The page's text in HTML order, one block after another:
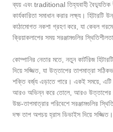
ব্যয় এবং traditional তিহ্যবাহী বৈদ্যুতিক
কার্যকারিতা সমাধান করার লক্ষ্য।
কাঠামোগত নকশা গ্রহণ করে, যা কেবল
ক্রিয়াকলাপের সময় সরঞ্জামগুলির
কোম্পানির নেতার মতে, নতুন কার্টরিজ
দিয়ে সজ্জিত, যা উত্তাপের তাপমাত্রা
শক্তি বর্জ্য এড়াতে পারে। একই সময়ে,
আরও অভিন্ন করে তোলে, আরও উত্তাপের
উচ্চ-তাপমাত্রার পরিবেশে সরঞ্জামগুলির
দক্ষ তাপ অপচয় হ্রাস ডিভাইস দিয়ে সজ্জিত।